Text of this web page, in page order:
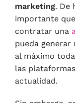
marketing. De
importante
contratar una
pueda
al máximo
las
actualidad.